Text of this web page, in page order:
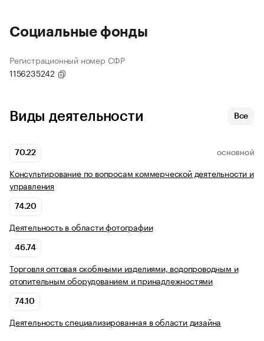
Социальные фонды
Регистрационный номер СФР
1156235242
Виды деятельности Все
70.22 ОСНОВНОЙ
Консультирование по вопросам коммерческой деятельности и
управления
74.20
Деятельность в области фотографии
46.74
Торговля оптовая скобяными изделиями, водопроводным и
отопительным оборудованием и принадлежностями
74.10
Деятельность специализированная в области дизайна